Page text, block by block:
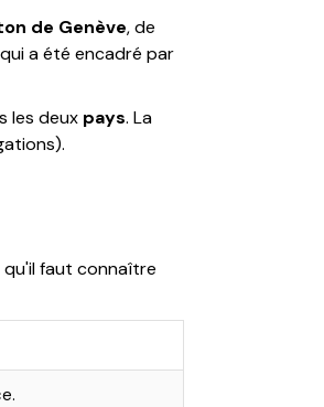
de Genève, de
qui a été encadré par
les deux pays. La
qu'il faut connaître